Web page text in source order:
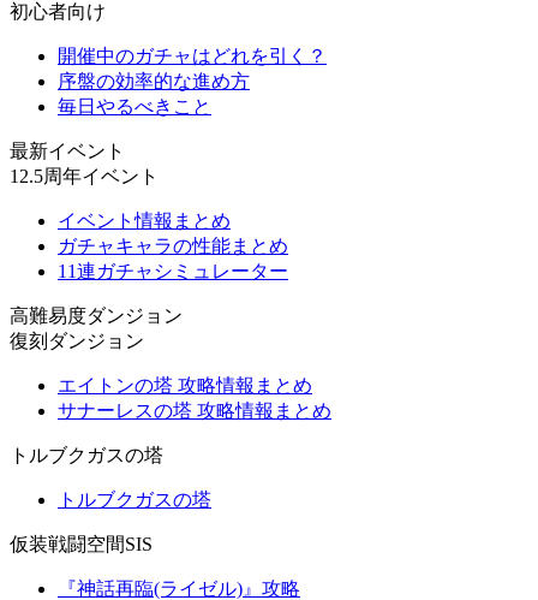
初心者向け
開催中のガチャはどれを引く？
序盤の効率的な進め方
毎日やるべきこと
最新イベント
12.5周年イベント
イベント情報まとめ
ガチャキャラの性能まとめ
11連ガチャシミュレーター
高難易度ダンジョン
復刻ダンジョン
エイトンの塔 攻略情報まとめ
サナーレスの塔 攻略情報まとめ
トルブクガスの塔
トルブクガスの塔
仮装戦闘空間SIS
『神話再臨(ライゼル)』攻略